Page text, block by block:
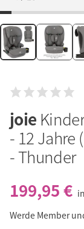
joie
- 12 Jahre
- Thunder
199,95 €
Werde Member